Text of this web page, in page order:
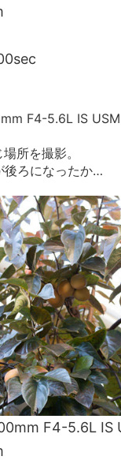
F4-5.6L IS
所を撮影。
後ろになったか…
F4-5.6L IS